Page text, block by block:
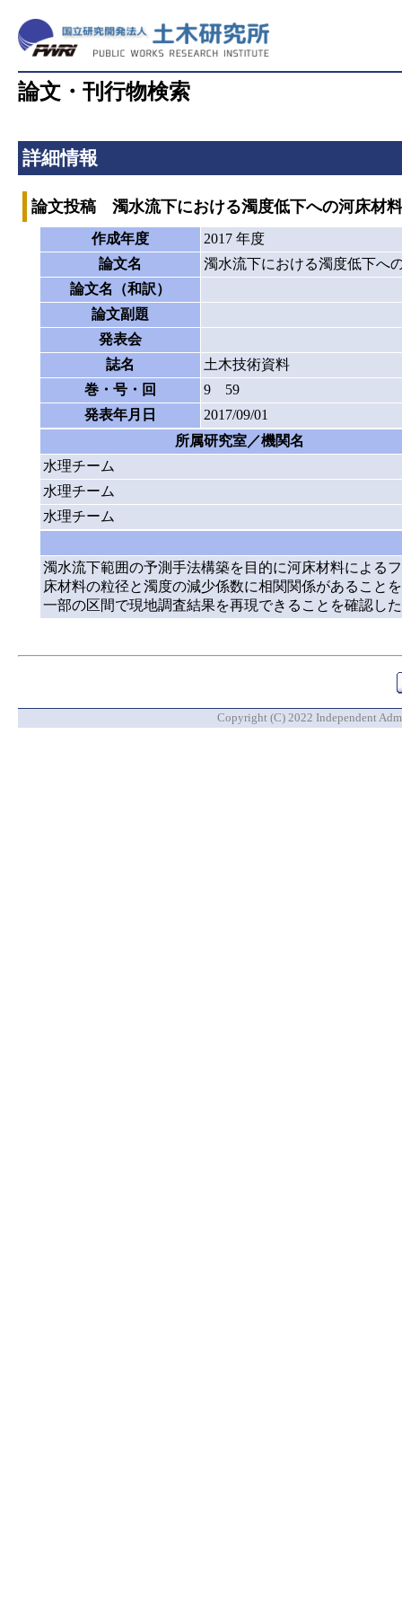
論文・刊行物検索
詳細情報
論文投稿 濁水流下における濁度低下への河床材
作成年度
2017 年度
論文名
濁水流下における濁度低下へ
論文名（和訳）
論文副題
発表会
誌名
土木技術資料
巻・号・回
9 59
発表年月日
2017/09/01
所属研究室／機関名
水理チーム
水理チーム
水理チーム
濁水流下範囲の予測手法構築を目的に河床材料による
床材料の粒径と濁度の減少係数に相関関係があること
一部の区間で現地調査結果を再現できることを確認し
Copyright (C) 2022 Independent